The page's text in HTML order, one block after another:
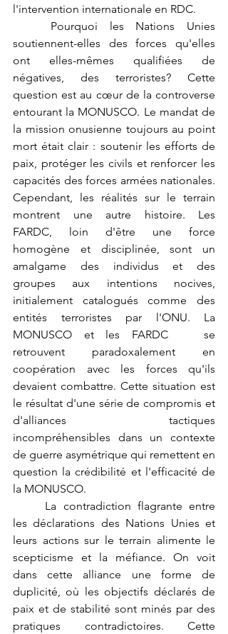
l'intervention internationale en RDC.
soutiennent-elles des forces qu'elles
ont elles-mêmes qualifiées de
négatives, des terroristes? Cette
question est au cœur de la controverse
entourant la MONUSCO. Le mandat de
la mission onusienne toujours au point
mort était clair : soutenir les efforts de
paix, protéger les civils et renforcer les
capacités des forces armées nationales.
Cependant, les réalités sur le terrain
montrent une autre histoire. Les
FARDC, loin d'être une force
homogène et disciplinée, sont un
amalgame des individus et des
groupes aux intentions nocives,
initialement catalogués comme des
entités terroristes par l'ONU. La
MONUSCO et les FARDC   se
retrouvent paradoxalement en
coopération avec les forces qu'ils
devaient combattre. Cette situation est
le résultat d'une série de compromis et
d'alliances tactiques
incompréhensibles dans un contexte
de guerre asymétrique qui remettent en
question la crédibilité et l'efficacité de
la MONUSCO.
les déclarations des Nations Unies et
leurs actions sur le terrain alimente le
scepticisme et la méfiance. On voit
dans cette alliance une forme de
duplicité, où les objectifs déclarés de
paix et de stabilité sont minés par des
pratiques contradictoires. Cette